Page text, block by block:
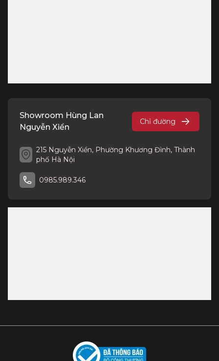
Showroom Hùng Lan
Nguyễn Xiển
Chỉ đường
215 Nguyễn Xiển, Phường Khương Đình, Thành
phố Hà Nội
0985.989.346